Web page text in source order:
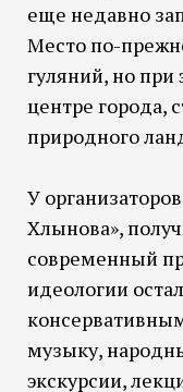
еще недавно
Место по-
гуляний, но
центре города,
природного
У
Хлынова»,
современный
идеологии
музыку,
экскурсии,